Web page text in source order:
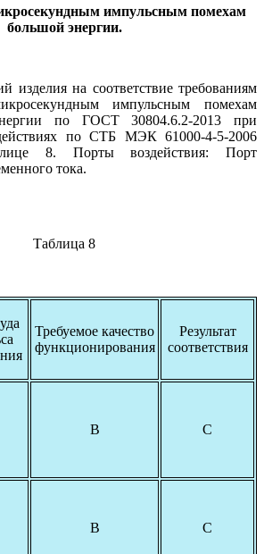
импульсным помехам
большой энергии.
изделия на соответствие требованиям
импульсным помехам
по ГОСТ 30804.6.2-2013 при
по СТБ МЭК 61000-4-5-2006
8. Порты воздействия: Порт
тока.
Таблица 8
Требуемое качество
функционирования
Результат
соответствия
В С
В С